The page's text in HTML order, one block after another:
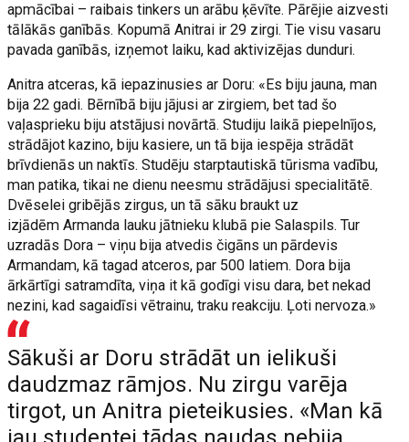
apmācībai – raibais tinkers un arābu ķēvīte. Pārējie aizvesti
tālākās ganībās. Kopumā Anitrai ir 29 zirgi. Tie visu vasaru
pavada ganībās, izņemot laiku, kad aktivizējas dunduri.
Anitra atceras, kā iepazinusies ar Doru: «Es biju jauna, man
bija 22 gadi. Bērnībā biju jājusi ar zirgiem, bet tad šo
vaļasprieku biju atstājusi novārtā. Studiju laikā piepelnījos,
strādājot kazino, biju kasiere, un tā bija iespēja strādāt
brīvdienās un naktīs. Studēju starptautiskā tūrisma vadību,
man patika, tikai ne dienu neesmu strādājusi specialitātē.
Dvēselei gribējās zirgus, un tā sāku braukt uz
izjādēm Armanda lauku jātnieku klubā pie Salaspils. Tur
uzradās Dora – viņu bija atvedis čigāns un pārdevis
Armandam, kā tagad atceros, par 500 latiem. Dora bija
ārkārtīgi satramdīta, viņa it kā godīgi visu dara, bet nekad
nezini, kad sagaidīsi vētrainu, traku reakciju. Ļoti nervoza.»
Sākuši ar Doru strādāt un ielikuši
daudzmaz rāmjos. Nu zirgu varēja
tirgot, un Anitra pieteikusies. «Man kā